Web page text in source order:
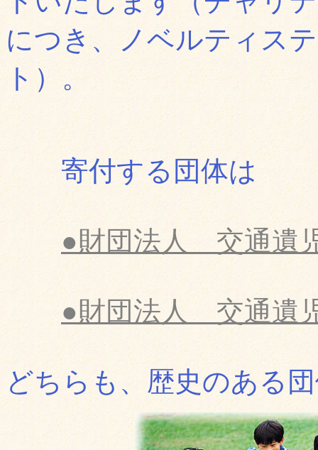
につき、ノベルティス
ト）。
寄付する団体は
●財団法人 交通遺
●財団法人 交通遺
どちらも、歴史のある